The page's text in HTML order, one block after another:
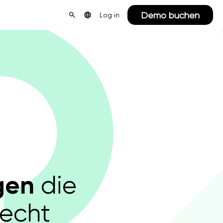
Log in Demo buchen
die